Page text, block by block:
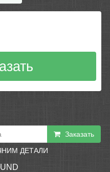
Заказать
ДЕТАЛИ